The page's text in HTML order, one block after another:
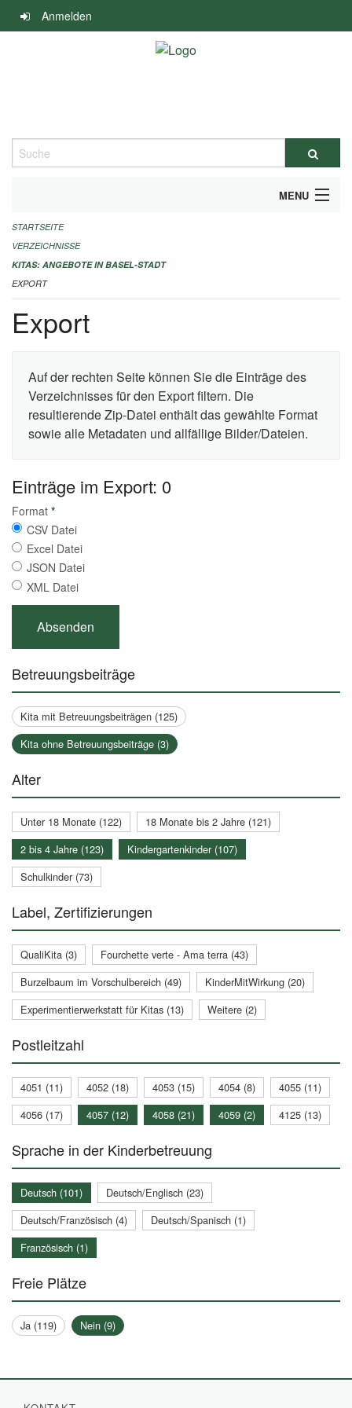
Navigation
überspringen
Anmelden
Suche
MENU
ALLGEMEINE INFORMATIONEN
IMPRESSUM
STARTSEITE
VERZEICHNISSE
KITAS: ANGEBOTE IN BASEL-STADT
EXPORT
Export
Auf der rechten Seite können Sie die Einträge des
Verzeichnisses für den Export filtern. Die
resultierende Zip-Datei enthält das gewählte Format
sowie alle Metadaten und allfällige Bilder/Dateien.
Einträge im Export: 0
Format *
CSV Datei
Excel Datei
JSON Datei
XML Datei
Betreuungsbeiträge
Kita mit Betreuungsbeiträgen (125)
Kita ohne Betreuungsbeiträge (3)
Alter
Unter 18 Monate (122)
18 Monate bis 2 Jahre (121)
2 bis 4 Jahre (123)
Kindergartenkinder (107)
Schulkinder (73)
Label, Zertifizierungen
QualiKita (3)
Fourchette verte - Ama terra (43)
Burzelbaum im Vorschulbereich (49)
KinderMitWirkung (20)
Experimentierwerkstatt für Kitas (13)
Weitere (2)
Postleitzahl
4051 (11) 4052 (18) 4053 (15) 4054 (8)
4055 (11)
4056 (17)
4057 (12) 4058 (21) 4059 (2) 4125 (13)
Sprache in der Kinderbetreuung
Deutsch (101)
Deutsch/Englisch (23)
Deutsch/Französisch (4)
Deutsch/Spanisch (1)
Französisch (1)
Freie Plätze
Ja (119) Nein (9)